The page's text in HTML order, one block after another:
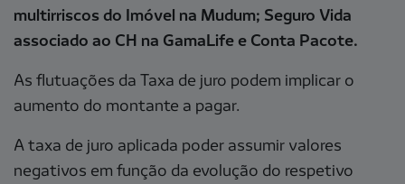
multirriscos do Imóvel na Mudum; Seguro Vida
associado ao CH na GamaLife e Conta Pacote.
As flutuações da Taxa de juro podem implicar o
aumento do montante a pagar.
A taxa de juro aplicada poder assumir valores
negativos em função da evolução do respetivo